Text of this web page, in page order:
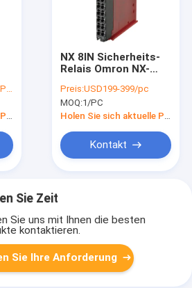
Holen Sie sich aktuelle Preis
NX 8IN Sicherheits-
Relais Omron NX-
industrieller
Automatisierungs-
PNP
Preis:USD199-399/pc
MOQ:1/PC
Holen Sie sich aktuelle Preis
Kontakt
Sie Zeit
Sie uns mit Ihnen die besten
kontaktieren.
Sie Ihre Anforderung